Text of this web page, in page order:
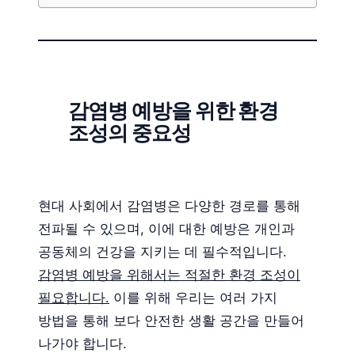
감염병 예방을 위한 환경
조성의 중요성
현대 사회에서 감염병은 다양한 경로를 통해
전파될 수 있으며, 이에 대한 예방은 개인과
공동체의 건강을 지키는 데 필수적입니다.
감염병 예방을 위해서는 적절한 환경 조성이
필요합니다. 이를 위해 우리는 여러 가지
방법을 통해 보다 안전한 생활 공간을 만들어
나가야 합니다.